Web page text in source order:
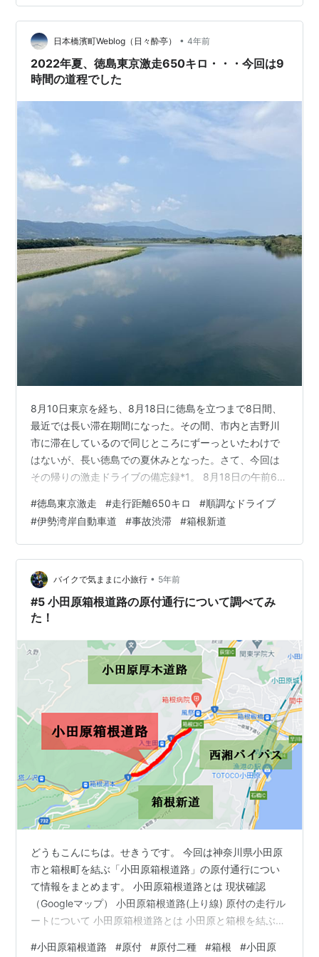
まだ真っ暗です。 ＊袋田の滝 カーナビをセットして思っ
たことは、小田原は車で行くには「関西からは不便だ」
ということです。 新幹線の駅はあるのですが、車ではす
ぐに東名高速道路や新東名高速道路にのれません。 ずー
と東京の方に戻るか、前日に通っ…
日本橋濱町Weblog（日々酔亭） • 4年前
2022年夏、徳島東京激走650キロ・・・今回は9
時間の道程でした
8月10日東京を経ち、8月18日に徳島を立つまで8日間、
最近では長い滞在期間になった。その間、市内と吉野川
市に滞在しているので同じところにずーっといたわけで
はないが、長い徳島での夏休みとなった。さて、今回は
その帰りの激走ドライブの備忘録*1。 8月18日の午前6
ればと考えていたが、前日、渋滞情報を確認すると、関
西地区、特に京都前後の渋滞が大したことないというこ
とで出発時間も無理せず準備ができたら出発というお気
楽なドライブとなった。 今回の激走は快適でした 午前6
時、徳島市内を出発。阿波踊り明け（といっても数日経
っている）の平日の早朝、さらに…
#徳島東京激走 #走行距離650キロ #順調なドライブ
#伊勢湾岸自動車道 #事故渋滞 #箱根新道
バイクで気ままに小旅行 • 5年前
#5 小田原箱根道路の原付通行について調べてみ
た！
どうもこんにちは。せきうです。 今回は神奈川県小田原
市と箱根町を結ぶ「小田原箱根道路」の原付通行につい
て情報をまとめます。 小田原箱根道路とは 現状確認
（Googleマップ） 小田原箱根道路(上り線) 原付の走行ル
ートについて 小田原箱根道路とは 小田原と箱根を結ぶ
後「小田厚」と略称)・西湘バイパスと箱根新道の連絡道
#小田原箱根道路 #原付 #原付二種 #箱根 #小田原